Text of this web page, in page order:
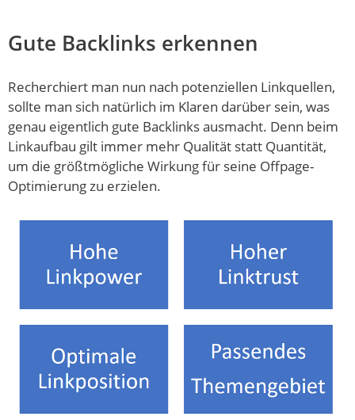
Gute Backlinks erkennen
Recherchiert man nun nach potenziellen Linkquellen,
sollte man sich natürlich im Klaren darüber sein, was
genau eigentlich gute Backlinks ausmacht. Denn beim
Linkaufbau gilt immer mehr Qualität statt Quantität,
um die größtmögliche Wirkung für seine Offpage-
Optimierung zu erzielen.